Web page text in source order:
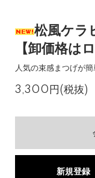
松風ケラ
【卸価格は
人気の束感まつげが簡
3,300円(税抜)
新規登録